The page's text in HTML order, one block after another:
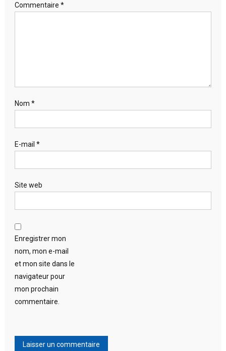
Commentaire *
Nom *
E-mail *
Site web
Enregistrer mon
nom, mon e-mail
et mon site dans le
navigateur pour
mon prochain
commentaire.